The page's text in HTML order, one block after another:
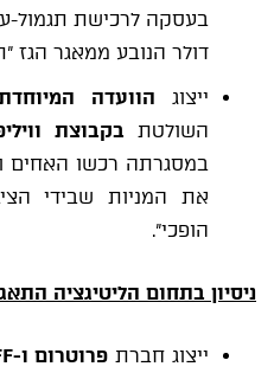
דולר הנובע ממאגר הגז
ייצוג הוועדה
השולטת בקבוצת
במסגרתה רכשו האחים
את המניות שבידי
הופכי".
ניסיון בתחום הליטיגציה
ייצוג חברת פרוטרום ו-